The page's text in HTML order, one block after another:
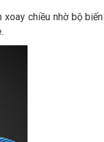
chiều nhờ bộ biến